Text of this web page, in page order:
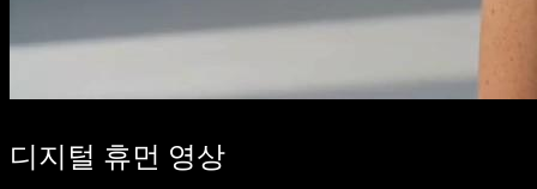
디지털 휴먼 영상